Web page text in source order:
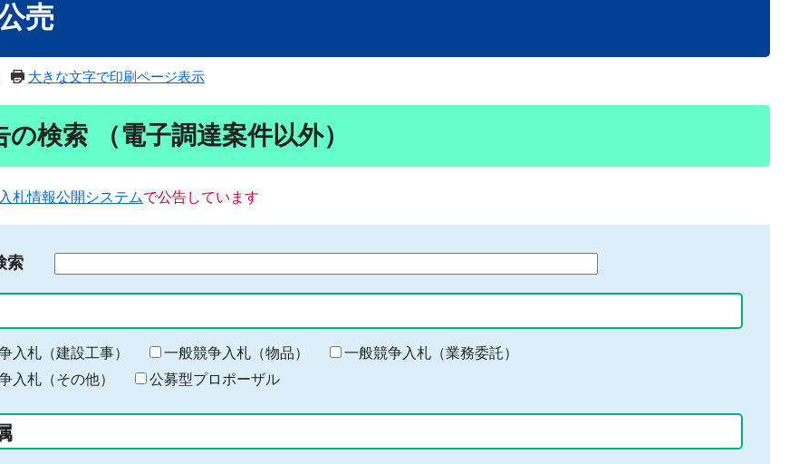
売
大きな文字で印刷ページ表示
の検索 （電子調達案件以外）
入札情報公開システムで公告しています
索
る
キ
ー
ー
入札（建設工事） 一般競争入札（物品）
一般競争入札（業務委託）
入札（その他）
公募型プロポーザル